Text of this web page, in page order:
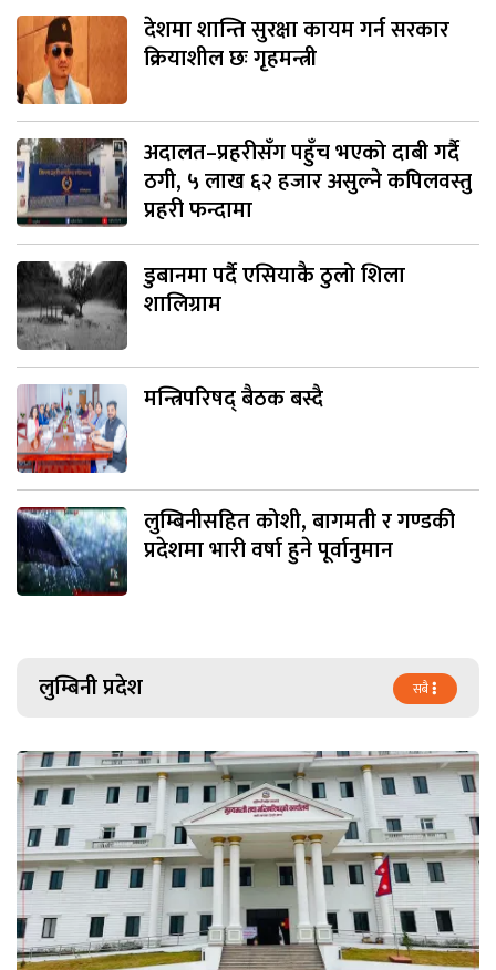
देशमा शान्ति सुरक्षा कायम गर्न सरकार
क्रियाशील छः गृहमन्त्री
अदालत–प्रहरीसँग पहुँच भएको दाबी गर्दै
ठगी, ५ लाख ६२ हजार असुल्ने कपिलवस्तु
प्रहरी फन्दामा
डुबानमा पर्दै एसियाकै ठुलो शिला
शालिग्राम
मन्त्रिपरिषद् बैठक बस्दै
लुम्बिनीसहित कोशी, बागमती र गण्डकी
प्रदेशमा भारी वर्षा हुने पूर्वानुमान
लुम्बिनी प्रदेश सबै